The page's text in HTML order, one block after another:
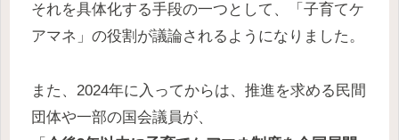
それを具体化する手段の一つとして、「子育てケ
アマネ」の役割が議論されるようになりました。
また、2024年に入ってからは、推進を求める民間
団体や一部の国会議員が、